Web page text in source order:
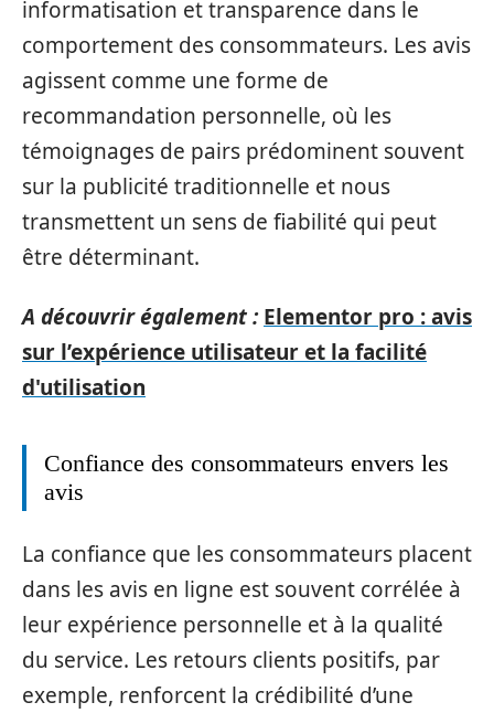
informatisation et transparence dans le
comportement des consommateurs. Les avis
agissent comme une forme de
recommandation personnelle, où les
témoignages de pairs prédominent souvent
sur la publicité traditionnelle et nous
transmettent un sens de fiabilité qui peut
être déterminant.
A découvrir également : Elementor pro : avis
sur l’expérience utilisateur et la facilité
d'utilisation
Confiance des consommateurs envers les
avis
La confiance que les consommateurs placent
dans les avis en ligne est souvent corrélée à
leur expérience personnelle et à la qualité
du service. Les retours clients positifs, par
exemple, renforcent la crédibilité d’une